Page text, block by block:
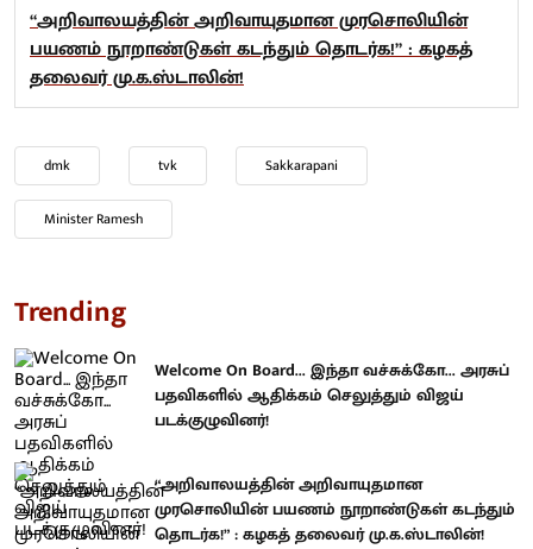
“அறிவாலயத்தின் அறிவாயுதமான முரசொலியின்
பயணம் நூறாண்டுகள் கடந்தும் தொடர்க!” : கழகத்
தலைவர் மு.க.ஸ்டாலின்!
dmk tvk Sakkarapani
Minister Ramesh
Trending
Welcome On Board... இந்தா வச்சுக்கோ... அரசுப்
பதவிகளில் ஆதிக்கம் செலுத்தும் விஜய்
படக்குழுவினர்!
“அறிவாலயத்தின் அறிவாயுதமான
முரசொலியின் பயணம் நூறாண்டுகள் கடந்தும்
தொடர்க!” : கழகத் தலைவர் மு.க.ஸ்டாலின்!